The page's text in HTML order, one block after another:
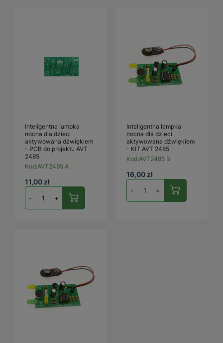
Inteligentna lampka
nocna dla dzieci
aktywowana dźwiękiem
- PCB do projektu AVT
2485
Kod:AVT2485 A
11,00 zł
- +
Inteligentna lampka
nocna dla dzieci
aktywowana dźwiękiem
- KIT AVT 2485
Kod:AVT2485 B
16,00 zł
- +